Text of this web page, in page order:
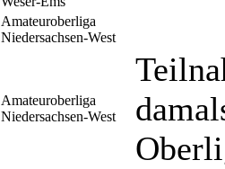
Amateuroberliga
Niedersachsen-West
Amateuroberliga
Niedersachsen-West